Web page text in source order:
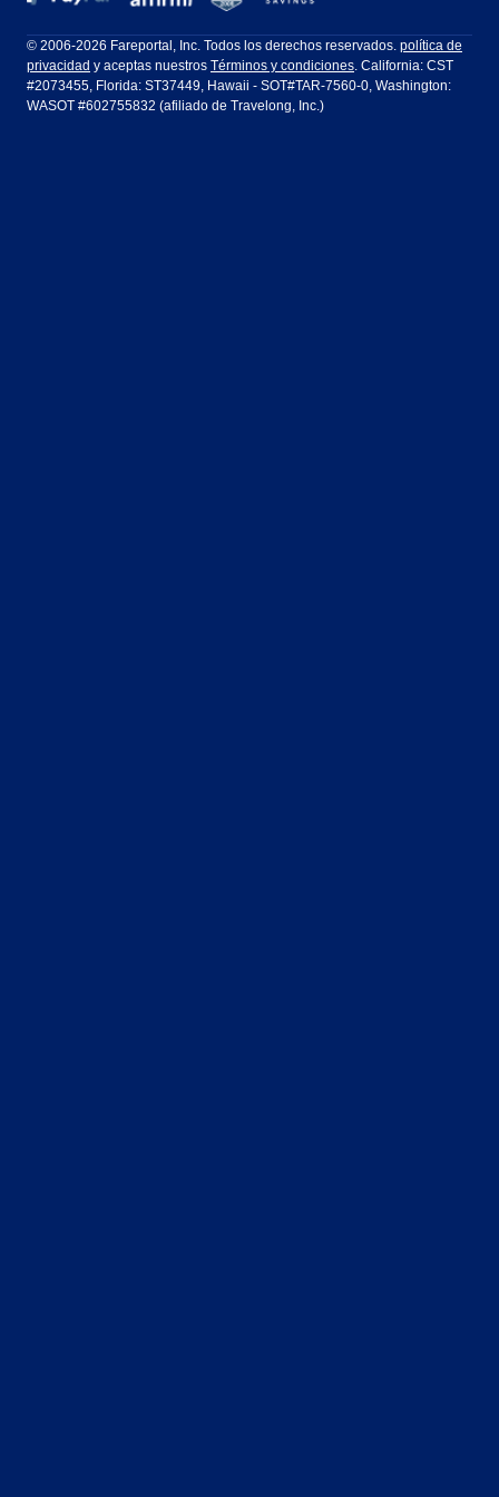
LATAM Airlines Lufthansa
Air Europa Turkish Airlines
Ft Lauderdale Honolulu
Houston Las Vegas
Miami
Dublín Frankfurt
Guadalajara Lima
© 2006-2026 Fareportal, Inc. Todos los derechos reservados. política de
privacidad y aceptas nuestros Términos y condiciones. California: CST
#2073455, Florida: ST37449, Hawaii - SOT#TAR-7560-0, Washington:
WASOT #602755832 (afiliado de Travelong, Inc.)